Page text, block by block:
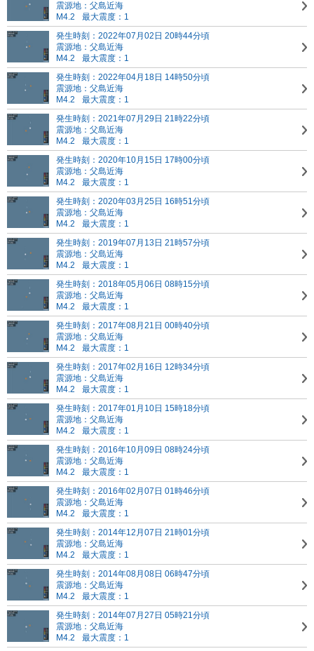
震源地：父島近海
M4.2
最大震度：1
発生時刻：2022年07月02日 20時44分頃
震源地：父島近海
M4.2
最大震度：1
発生時刻：2022年04月18日 14時50分頃
震源地：父島近海
M4.2
最大震度：1
発生時刻：2021年07月29日 21時22分頃
震源地：父島近海
M4.2
最大震度：1
発生時刻：2020年10月15日 17時00分頃
震源地：父島近海
M4.2
最大震度：1
発生時刻：2020年03月25日 16時51分頃
震源地：父島近海
M4.2
最大震度：1
発生時刻：2019年07月13日 21時57分頃
震源地：父島近海
M4.2
最大震度：1
発生時刻：2018年05月06日 08時15分頃
震源地：父島近海
M4.2
最大震度：1
発生時刻：2017年08月21日 00時40分頃
震源地：父島近海
M4.2
最大震度：1
発生時刻：2017年02月16日 12時34分頃
震源地：父島近海
M4.2
最大震度：1
発生時刻：2017年01月10日 15時18分頃
震源地：父島近海
M4.2
最大震度：1
発生時刻：2016年10月09日 08時24分頃
震源地：父島近海
M4.2
最大震度：1
発生時刻：2016年02月07日 01時46分頃
震源地：父島近海
M4.2
最大震度：1
発生時刻：2014年12月07日 21時01分頃
震源地：父島近海
M4.2
最大震度：1
発生時刻：2014年08月08日 06時47分頃
震源地：父島近海
M4.2
最大震度：1
発生時刻：2014年07月27日 05時21分頃
震源地：父島近海
M4.2
最大震度：1